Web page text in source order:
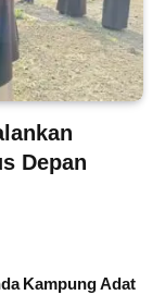
Depan
Kampung Adat